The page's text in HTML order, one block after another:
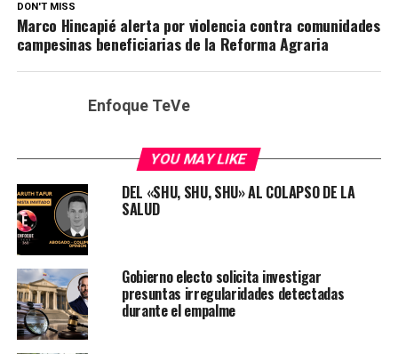
DON'T MISS
Marco Hincapié alerta por violencia contra comunidades
campesinas beneficiarias de la Reforma Agraria
Enfoque TeVe
YOU MAY LIKE
DEL «SHU, SHU, SHU» AL COLAPSO DE LA
SALUD
Gobierno electo solicita investigar
presuntas irregularidades detectadas
durante el empalme